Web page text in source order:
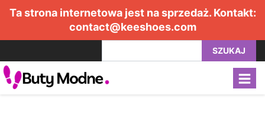
Ta strona internetowa jest na sprzedaż. Kontakt:
contact@keeshoes.com
SZUKAJ